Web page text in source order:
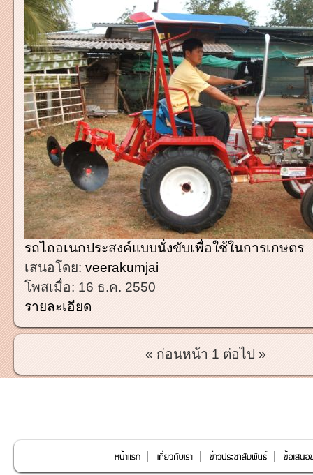
รถไถอเนกประสงค์แบบนั่งขับเพื่อใช้ในการเกษตร
เสนอโดย: veerakumjai
โพสเมื่อ: 16 ธ.ค. 2550
รายละเอียด
« ก่อนหน้า 1 ต่อไป »